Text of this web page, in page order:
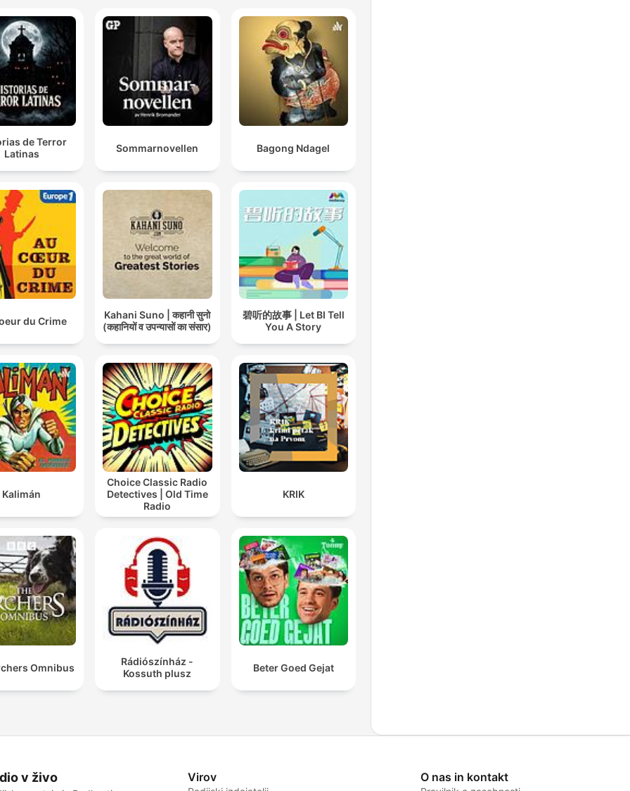
de Terror
Latinas
Sommarnovellen Bagong Ndagel
du Crime
Kahani Suno | कहानी सुनो
(कहानियों व उपन्यासों का संसार)
碧听的故事 | Let BI Tell
You A Story
Kalimán
Choice Classic Radio
Detectives | Old Time
Radio
KRIK
Omnibus
Rádiószínház -
Kossuth plusz
Beter Goed Gejat
v živo Virov O nas in kontakt